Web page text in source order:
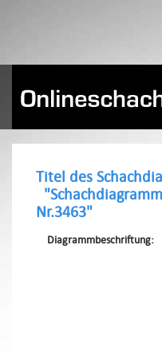
Titel des
Nr.3463"
Diagrammbeschriftung: